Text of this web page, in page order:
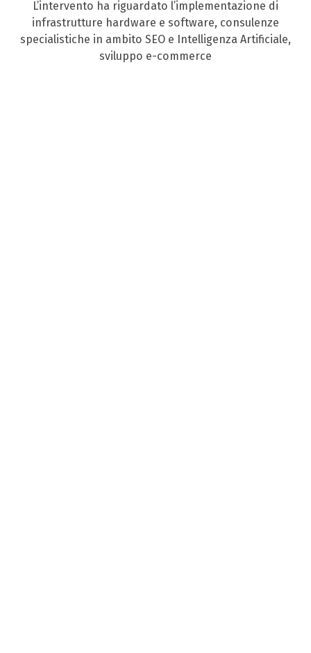
L’intervento ha riguardato l’implementazione di
infrastrutture hardware e software, consulenze
specialistiche in ambito SEO e Intelligenza Artificiale,
sviluppo e-commerce